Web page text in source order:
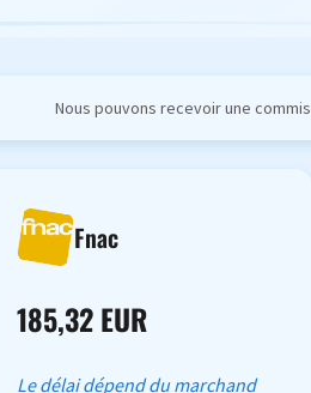
Nous pouvons recevoir une
Fnac
185,32 EUR
Le délai dépend du marchand